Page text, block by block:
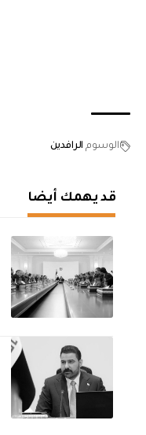
الوسوم الرافدين
قد يهمك أيضا